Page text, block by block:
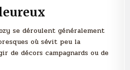
se déroulent généralement
où sévit peu la
de décors campagnards ou de